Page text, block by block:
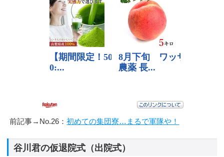
前記事→No.26：初めての集団寮…まるで軍隊や！
谷川君の仮退院式（出院式）